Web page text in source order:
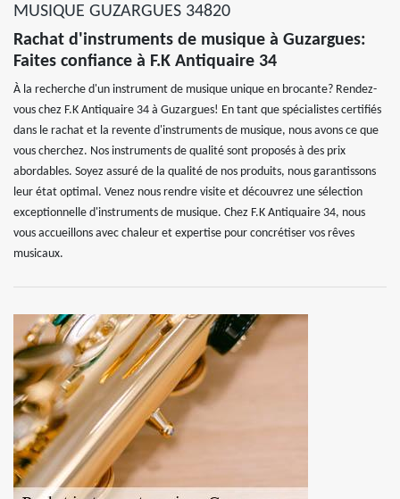
MUSIQUE GUZARGUES 34820
Rachat d'instruments de musique à Guzargues:
Faites confiance à F.K Antiquaire 34
À la recherche d'un instrument de musique unique en brocante? Rendez-
vous chez F.K Antiquaire 34 à Guzargues! En tant que spécialistes certifiés
dans le rachat et la revente d'instruments de musique, nous avons ce que
vous cherchez. Nos instruments de qualité sont proposés à des prix
abordables. Soyez assuré de la qualité de nos produits, nous garantissons
leur état optimal. Venez nous rendre visite et découvrez une sélection
exceptionnelle d'instruments de musique. Chez F.K Antiquaire 34, nous
vous accueillons avec chaleur et expertise pour concrétiser vos rêves
musicaux.